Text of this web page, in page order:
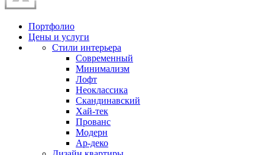
Портфолио
Цены и услуги
Стили интерьера
Современный
Минимализм
Лофт
Неоклассика
Скандинавский
Хай-тек
Прованс
Модерн
Ар-деко